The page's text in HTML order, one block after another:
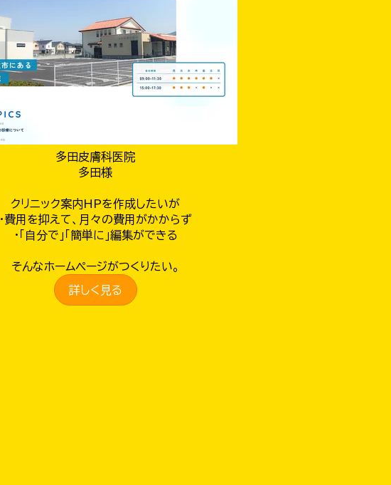
多田皮膚科医院
多田様
クリニック案内HPを作成したいが
・費用を抑えて、月々の費用がかからず
・「自分で」「簡単に」編集ができる
そんなホームページがつくりたい。
詳しく見る